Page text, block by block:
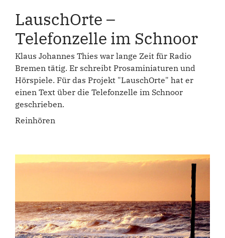
LauschOrte –
Telefonzelle im Schnoor
Klaus Johannes Thies war lange Zeit für Radio
Bremen tätig. Er schreibt Prosaminiaturen und
Hörspiele. Für das Projekt "LauschOrte" hat er
einen Text über die Telefonzelle im Schnoor
geschrieben.
Reinhören